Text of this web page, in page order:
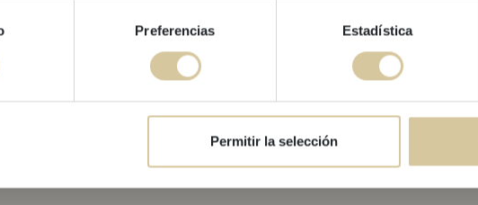
Preferencias Estadística
Permitir la selección
No deixis passar aquesta